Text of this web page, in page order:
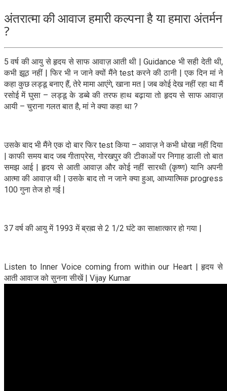
अंतरात्मा की आवाज हमारी कल्पना है या हमारा अंतर्मन
?
5 वर्ष की आयु से हृदय से साफ आवाज़ आती थी | Guidance भी सही देती थी,
कभी झूठ नहीं | फिर भी न जाने क्यों मैंने test करने की ठानी | एक दिन मां ने
कहा कुछ लड्डू बनाए हैं, तेरे मामा आएंगे, खाना मत | जब कोई देख नहीं रहा था मैं
रसोई में घुसा – लड्डू के डब्बे की तरफ हाथ बढ़ाया तो हृदय से साफ आवाज़
आयी – चुराना गलत बात है, मां ने क्या कहा था ?
उसके बाद भी मैंने एक दो बार फिर test किया – आवाज़ ने कभी धोखा नहीं दिया
| काफी समय बाद जब गीताप्रेस, गोरखपुर की टीकाओं पर निगाह डाली तो बात
समझ आई | हृदय से आती आवाज़ और कोई नहीं सारथी (कृष्ण) यानि अपनी
आत्मा की आवाज़ थी | उसके बाद तो न जाने क्या हुआ, आध्यात्मिक progress
100 गुना तेज हो गई |
37 वर्ष की आयु में 1993 में ब्रह्म से 2 1/2 घंटे का साक्षात्कार हो गया |
Listen to Inner Voice coming from within our Heart | हृदय से
आती आवाज को सुनना सीखें | Vijay Kumar